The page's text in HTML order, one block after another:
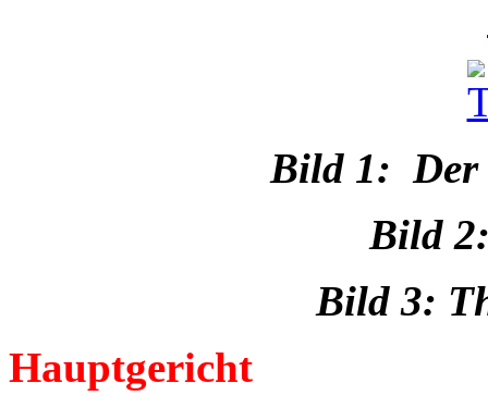
Bild 1: Der
Bild
Bild 3:
Hauptgericht